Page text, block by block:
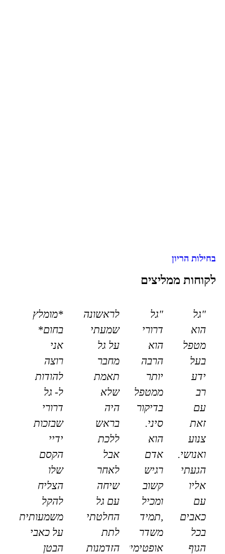
בחילות הריון
לקוחות ממליצים
"גל
הוא
מטפל
בעל
ידע
רב
עם
זאת
צנוע
ואנושי.
הגעתי
אליו
עם
כאבים
בכל
הגוף
"גל
דרורי
הוא
הרבה
יותר
ממטפל
בדיקור
סיני.
הוא
אדם
רגיש
קשוב
ומכיל
,תמיד
משדר
אופטימיות
לראשונה
שמעתי
על גל
מחבר
תאמת
שלא
היה
בראש
ללכת
אבל
לאחר
שיחה
עם גל
החלטתי
לתת
הזדמנות
*מומלץ
בחום*
אני
רוצה
להודות
ל- גל
דרורי
שבזכות
ידיי
הקסם
שלו
הצליח
להקל
משמעותית
על כאבי
הבטן